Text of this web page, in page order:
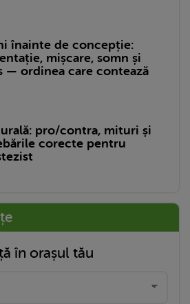
înainte de concepție:
mișcare, somn și
— ordinea care contează
pro/contra, mituri și
corecte pentru
în orașul tău